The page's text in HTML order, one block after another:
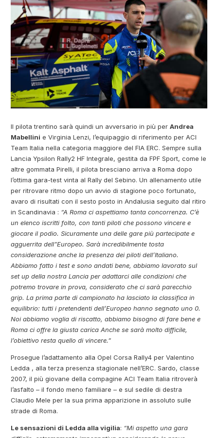
Il pilota trentino sarà quindi un avversario in più perAndrea
Mabellini e Virginia Lenzi, l’equipaggio di riferimento per ACI
Team Italia nella categoria maggiore del FIA ERC. Sempre sulla
Lancia Ypsilon Rally2 HF Integrale, gestita da FPF Sport, come le
altre gommata Pirelli, il pilota bresciano arriva a Roma dopo
l’ottima gara-test vinta al Rally del Sebino. Un allenamento utile
per ritrovare ritmo dopo un avvio di stagione poco fortunato,
avaro di risultati con il sesto posto in Andalusia seguito dal ritiro
in Scandinavia : “A Roma ci aspettiamo tanta concorrenza. C’è
un elenco iscritti folto, con tanti piloti che possono vincere e
giocare il podio. Sicuramente una delle gare più partecipate e
agguerrita dell”Europeo. Sarà incredibilmente tosta
considerazione anche la presenza dei piloti dell’Italiano.
Abbiamo fatto i test e sono andati bene, abbiamo lavorato sul
set up della nostra Lancia per adattarci alle condizioni che
potremo trovare in prova, considerato che ci sarà parecchio
grip. La prima parte di campionato ha lasciato la classifica in
equilibrio: tutti i pretendenti dell’Europeo hanno segnato uno 0.
Noi abbiamo voglia di riscatto, abbiamo bisogno di fare bene e
Roma ci offre la giusta carica Anche se sarà molto difficile,
l’obiettivo resta quello di vincere.”
Prosegue l’adattamento alla Opel Corsa Rally4 per Valentino
Ledda , alla terza presenza stagionale nell’ERC. Sardo, classe
2007, il più giovane della compagine ACI Team Italia ritroverà
l’asfalto – il fondo meno familiare – e sul sedile di destra
Claudio Mele per la sua prima apparizione in assoluto sulle
strade di Roma.
Le sensazioni di Ledda alla vigilia: “Mi aspetto una gara